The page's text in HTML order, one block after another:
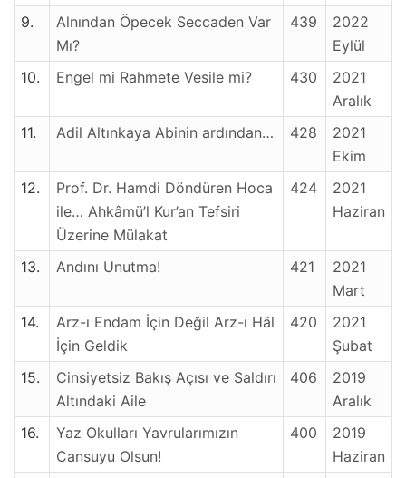
9.
Alnından Öpecek Seccaden Var
Mı?
439
2022
Eylül
10.
Engel mi Rahmete Vesile mi? 430
2021
Aralık
11.
Adil Altınkaya Abinin ardından… 428
2021
Ekim
12.
Prof. Dr. Hamdi Döndüren Hoca
ile… Ahkâmü’l Kur’an Tefsiri
Üzerine Mülakat
424
2021
Haziran
13. Andını Unutma! 421
2021
Mart
14.
Arz-ı Endam İçin Değil Arz-ı Hâl
İçin Geldik
420
2021
Şubat
15.
Cinsiyetsiz Bakış Açısı ve Saldırı
Altındaki Aile
406
2019
Aralık
16.
Yaz Okulları Yavrularımızın
Cansuyu Olsun!
400
2019
Haziran